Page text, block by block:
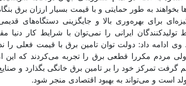
بخواهند به طور حمایتی و با قیمت بسیار ارزان برق
برای بهره‌‌‌وری بالا و جایگزینی دستگاه‌‌‌های
تولیدکنندگان ایرانی را نمی‌‌‌توان با شرایط کار دنیا
مردم مکررا قطعی برق را تجربه می‌‌‌کردند که این
۱۴۰۱ دولت تصمیم گرفت تمرکز خود را بر تامین برق خانگی بگذارد
و می‌‌‌تواند به بهبود اقتصادی منجر شود.